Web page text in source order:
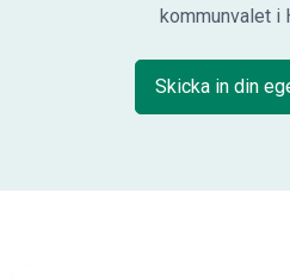
kommunvalet i
Skicka in din